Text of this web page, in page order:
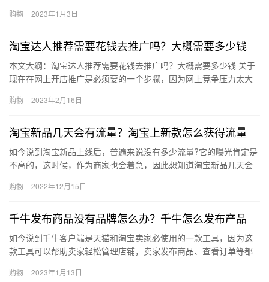
来看看…
购物 2023年1月3日
淘宝达人推荐需要花钱去推广吗？大概需要多少钱
本文大纲：淘宝达人推荐需要花钱去推广吗？大概需要多少钱 关于
现在在网上开店推广是必须要的一个步骤，因为网上竞争压力太大
淘宝…
购物 2023年2月16日
淘宝新品几天会有流量？淘宝上新款怎么获得流量
如今说到淘宝新品上线后，普遍来说没有多少流量?它的曝光肯定是
不高的，这时候，作为商家也会着急，因此想知道淘宝新品几天会
几天…
购物 2022年12月15日
千牛发布商品没有品牌怎么办？千牛怎么发布产品
如今说到千牛客户端是天猫和淘宝卖家必使用的一款工具，因为这
款工具可以帮助卖家轻松管理店铺，卖家发布商品、查看订单等都
发布产…
购物 2023年1月13日